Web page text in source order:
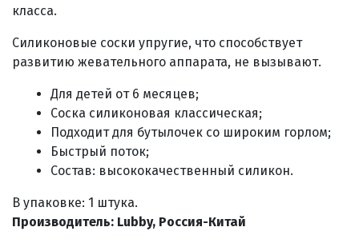
класса.
Силиконовые соски упругие, что способствует
развитию жевательного аппарата, не вызывают.
Для детей от 6 месяцев;
Соска силиконовая классическая;
Подходит для бутылочек со широким горлом;
Быстрый поток;
Состав: высококачественный силикон.
В упаковке: 1 штука.
Производитель: Lubby, Россия-Китай